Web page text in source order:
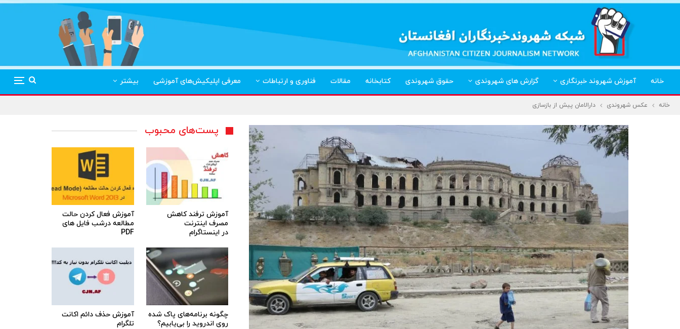
خانه آموزش شهروند خبرنگاری گزارش های شهروندی حقوق شهروندی کتابخانه مقالات فناوری و ارتباطات معرفی اپلیکیش‌های آموزشی بیشتر
خانه عکس شهروندی دارالامان پیش از بازسازی
پست‌های محبوب
آموزش ترفند کاهش
مصرف اینترنت
در اینستاگرام
آموزش فعال کردن حالت
مطالعه درشب فایل های
PDF
چگونه برنامه‌های پاک شده
روی اندروید را بی‌یابیم؟
آموزش حذف دائم اکانت
تلگرام